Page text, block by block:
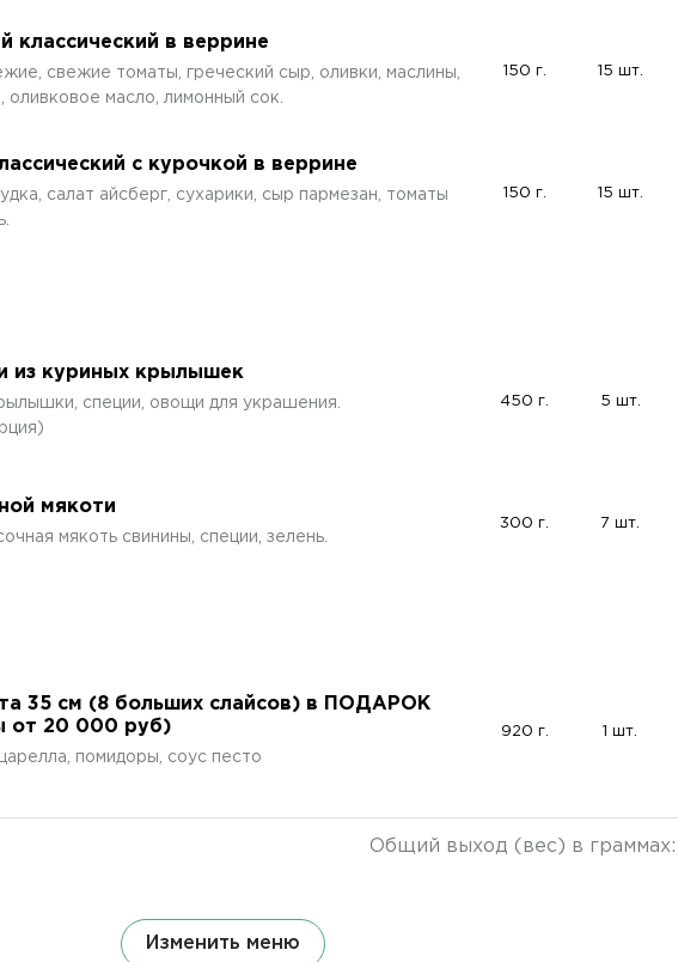
классический в веррине
свежие томаты, греческий сыр, оливки, маслины,
оливковое масло, лимонный сок.
150 г. 15 шт.
с курочкой в веррине
салат айсберг, сухарики, сыр пармезан, томаты
150 г. 15 шт.
из куриных крылышек
специи, овощи для украшения.
450 г. 5 шт.
мякоти
мякоть свинины, специи, зелень.
300 г. 7 шт.
35 см (8 больших слайсов) в ПОДАРОК
от 20 000 руб)
помидоры, соус песто
920 г. 1 шт.
Общий выход (вес) в граммах:
Изменить меню